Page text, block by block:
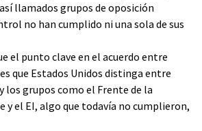
llamados grupos de oposición
no han cumplido ni una sola de sus
el punto clave en el acuerdo entre
que Estados Unidos distinga entre
los grupos como el Frente de la
y el EI, algo que todavía no cumplieron,